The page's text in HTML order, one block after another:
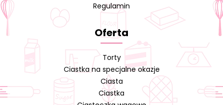
Regulamin
Oferta
Torty
Ciastka na specjalne okazje
Ciasta
Ciastka